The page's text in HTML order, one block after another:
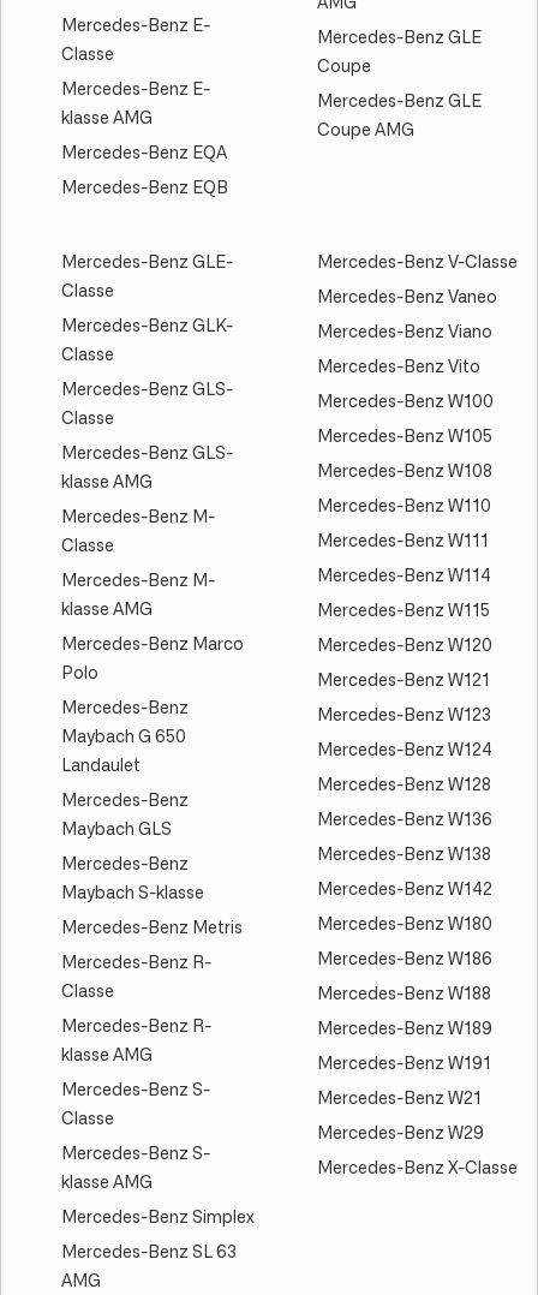
Mercedes-Benz E-
Classe
Mercedes-Benz E-
klasse AMG
Mercedes-Benz EQA
Mercedes-Benz EQB
Mercedes-Benz GLE
Coupe
Mercedes-Benz GLE
Coupe AMG
Mercedes-Benz GLE-
Classe
Mercedes-Benz GLK-
Classe
Mercedes-Benz GLS-
Classe
Mercedes-Benz GLS-
klasse AMG
Mercedes-Benz M-
Classe
Mercedes-Benz M-
klasse AMG
Mercedes-Benz Marco
Polo
Mercedes-Benz
Maybach G 650
Landaulet
Mercedes-Benz
Maybach GLS
Mercedes-Benz
Maybach S-klasse
Mercedes-Benz Metris
Mercedes-Benz R-
Classe
Mercedes-Benz R-
klasse AMG
Mercedes-Benz S-
Classe
Mercedes-Benz S-
klasse AMG
Mercedes-Benz Simplex
Mercedes-Benz SL 63
AMG
Mercedes-Benz V-Classe
Mercedes-Benz Vaneo
Mercedes-Benz Viano
Mercedes-Benz Vito
Mercedes-Benz W100
Mercedes-Benz W105
Mercedes-Benz W108
Mercedes-Benz W110
Mercedes-Benz W111
Mercedes-Benz W114
Mercedes-Benz W115
Mercedes-Benz W120
Mercedes-Benz W121
Mercedes-Benz W123
Mercedes-Benz W124
Mercedes-Benz W128
Mercedes-Benz W136
Mercedes-Benz W138
Mercedes-Benz W142
Mercedes-Benz W180
Mercedes-Benz W186
Mercedes-Benz W188
Mercedes-Benz W189
Mercedes-Benz W191
Mercedes-Benz W21
Mercedes-Benz W29
Mercedes-Benz X-Classe